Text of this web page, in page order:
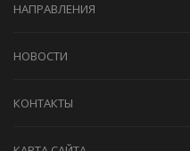
НАПРАВЛЕНИЯ
НОВОСТИ
КОНТАКТЫ